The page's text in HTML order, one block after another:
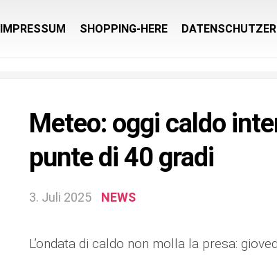
IMPRESSUM SHOPPING-HERE
Meteo: oggi caldo
punte di 40 gradi
3. Juli 2025 NEWS
L’ondata di caldo non molla la presa: